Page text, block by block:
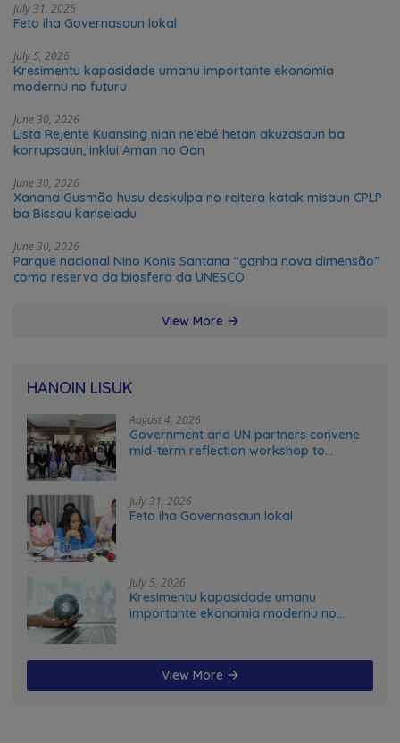
July 31, 2026
Feto iha Governasaun lokal
July 5, 2026
Kresimentu kapasidade umanu importante ekonomia
modernu no futuru
June 30, 2026
Lista Rejente Kuansing nian ne’ebé hetan akuzasaun ba
korrupsaun, inklui Aman no Oan
June 30, 2026
Xanana Gusmão husu deskulpa no reitera katak misaun CPLP
ba Bissau kanseladu
June 30, 2026
Parque nacional Nino Konis Santana “ganha nova dimensão”
como reserva da biosfera da UNESCO
View More
HANOIN LISUK
August 4, 2026
Government and UN partners convene
mid-term reflection workshop to
July 31, 2026
Feto iha Governasaun lokal
July 5, 2026
Kresimentu kapasidade umanu
importante ekonomia modernu no
View More